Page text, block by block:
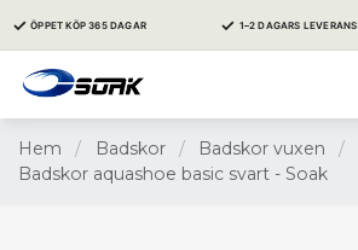
✓ ÖPPET KÖP 365 DAGAR ✓ 1–2 DAGARS LEVERANS
Hem / Badskor / Badskor vuxen
/
Badskor aquashoe basic svart - Soak